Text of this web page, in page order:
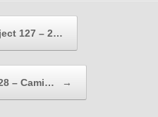
127 – 2…
– Cami… →